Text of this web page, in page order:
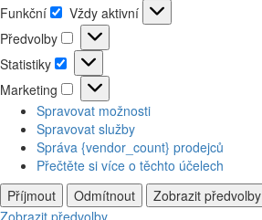
Funkční
Funkční
Vždy aktivní
Předvolby
Předvolby
Statistiky
Statistiky
Marketing
Marketing
Spravovat možnosti
Spravovat služby
Správa {vendor_count} prodejců
Přečtěte si více o těchto účelech
Příjmout
Odmítnout Zobrazit předvolby
Zobrazit předvolby